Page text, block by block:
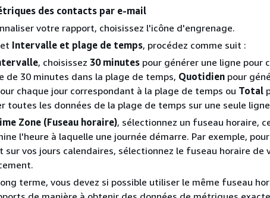
des contacts par e-mail
votre rapport, choisissez l'icône d'engrenage.
Intervalle et plage de temps, procédez comme suit :
, choisissez 30 minutes pour générer une ligne pour
de 30 minutes dans la plage de temps, Quotidien pour
chaque jour correspondant à la plage de temps ou Total
toutes les données de la plage de temps sur une seule
Zone (Fuseau horaire), sélectionnez un fuseau horaire,
l'heure à laquelle une journée démarre. Par exemple,
sur vos jours calendaires, sélectionnez le fuseau horaire de
terme, vous devez si possible utiliser le même fuseau